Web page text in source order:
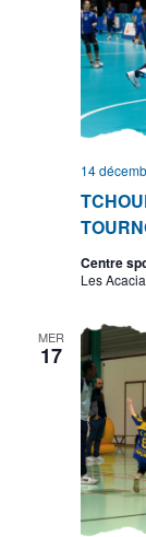
14
Centre
Les
MER
17